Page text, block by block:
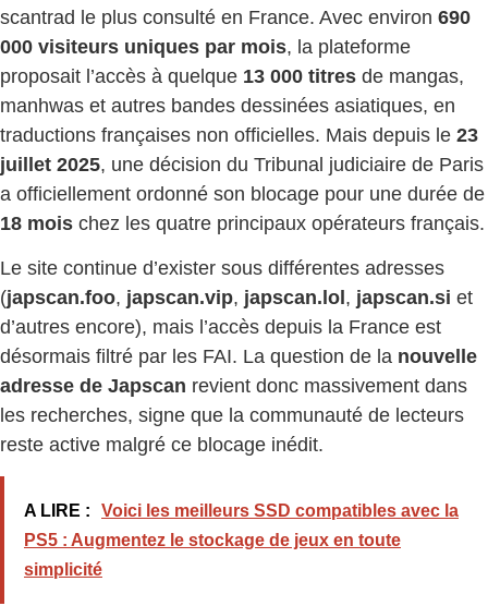
scantrad le plus consulté en France. Avec environ 690
000 visiteurs uniques par mois, la plateforme
proposait l’accès à quelque 13 000 titres de mangas,
manhwas et autres bandes dessinées asiatiques, en
traductions françaises non officielles. Mais depuis le 23
juillet 2025, une décision du Tribunal judiciaire de Paris
a officiellement ordonné son blocage pour une durée de
18 mois chez les quatre principaux opérateurs français.
Le site continue d’exister sous différentes adresses
(japscan.foo, japscan.vip, japscan.lol , japscan.si et
d’autres encore), mais l’accès depuis la France est
désormais filtré par les FAI. La question de la nouvelle
adresse de Japscan revient donc massivement dans
les recherches, signe que la communauté de lecteurs
reste active malgré ce blocage inédit.
A LIRE :
Voici les meilleurs SSD compatibles avec la
PS5 : Augmentez le stockage de jeux en toute
simplicité